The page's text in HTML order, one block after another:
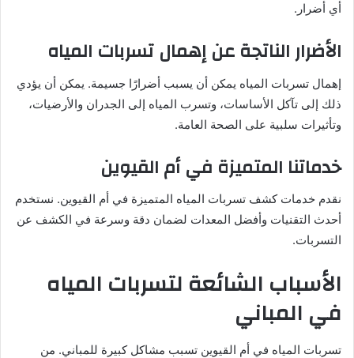
أي أضرار.
الأضرار الناتجة عن إهمال تسربات المياه
إهمال تسربات المياه يمكن أن يسبب أضرارًا جسيمة. يمكن أن يؤدي
ذلك إلى تآكل الأساسات، وتسرب المياه إلى الجدران والأرضيات،
وتأثيرات سلبية على الصحة العامة.
خدماتنا المتميزة في أم القيوين
نقدم خدمات كشف تسربات المياه المتميزة في أم القيوين. نستخدم
أحدث التقنيات وأفضل المعدات لضمان دقة وسرعة في الكشف عن
التسربات.
الأسباب الشائعة لتسربات المياه
في المباني
تسربات المياه في أم القيوين تسبب مشاكل كبيرة للمباني. من